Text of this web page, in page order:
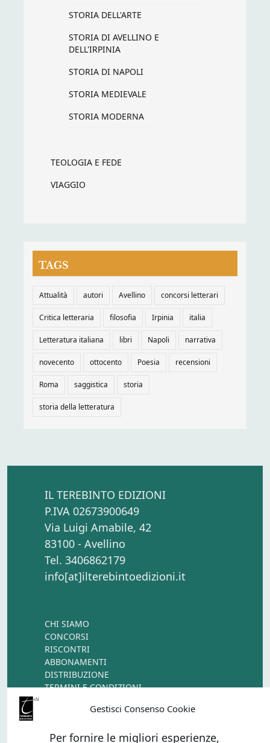
Gestisci Consenso Cookie
Per fornire le migliori esperienze,
STORIA DELL'ARTE
STORIA DI AVELLINO E
DELL'IRPINIA
STORIA DI NAPOLI
STORIA MEDIEVALE
STORIA MODERNA
TEOLOGIA E FEDE
VIAGGIO
TAGS
Attualità autori Avellino concorsi letterari
Critica letteraria filosofia Irpinia italia
Letteratura italiana libri Napoli narrativa
novecento ottocento Poesia recensioni
Roma saggistica storia
storia della letteratura
IL TEREBINTO EDIZIONI
P.IVA 02673900649
Via Luigi Amabile, 42
83100 - Avellino
Tel. 3406862179
info[at]ilterebintoedizioni.it
CHI SIAMO
CONCORSI
RISCONTRI
ABBONAMENTI
DISTRIBUZIONE
TERMINI E CONDIZIONI